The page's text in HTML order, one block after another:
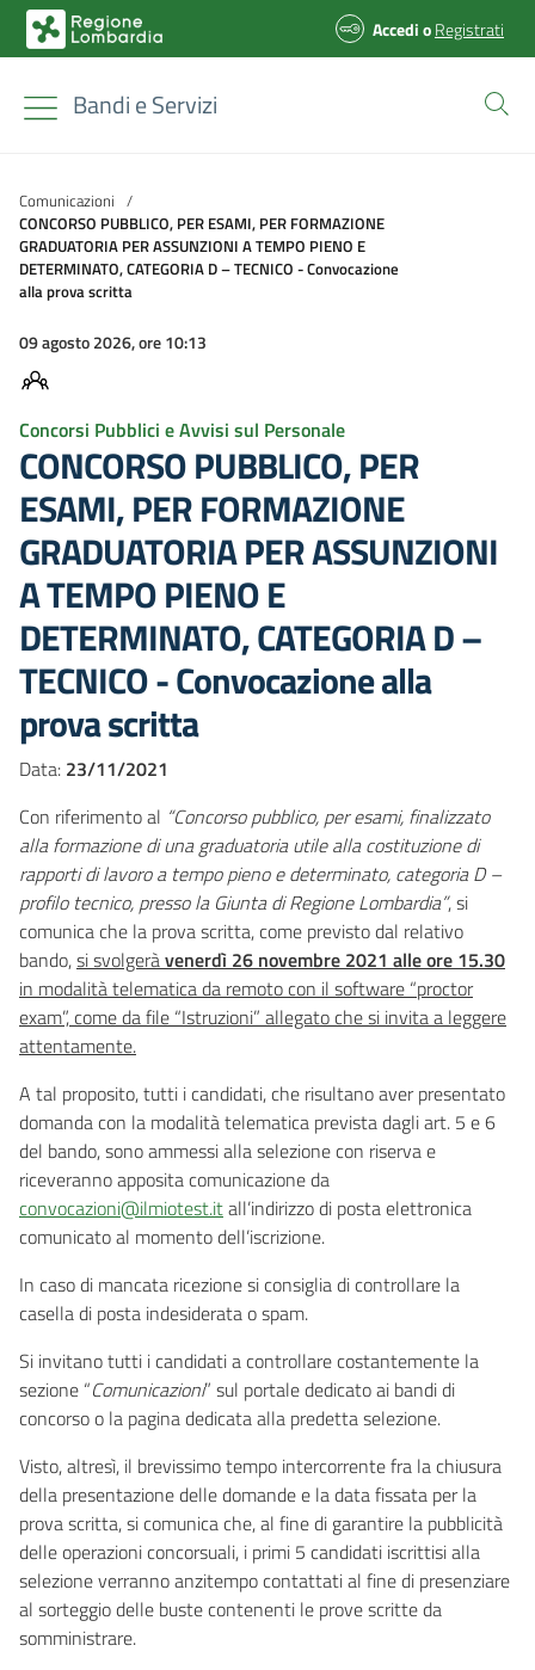
AccedioRegistrati
Bandi e Servizi
Comunicazioni /
CONCORSO PUBBLICO, PER ESAMI, PER FORMAZIONE
GRADUATORIA PER ASSUNZIONI A TEMPO PIENO E
DETERMINATO, CATEGORIA D – TECNICO - Convocazione
alla prova scritta
09 agosto 2026, ore 10:13
Concorsi Pubblici e Avvisi sul Personale
CONCORSO PUBBLICO, PER
ESAMI, PER FORMAZIONE
GRADUATORIA PER ASSUNZIONI
A TEMPO PIENO E
DETERMINATO, CATEGORIA D –
TECNICO - Convocazione alla
prova scritta
Data: 23/11/2021
Con riferimento al “Concorso pubblico, per esami, finalizzato
alla formazione di una graduatoria utile alla costituzione di
rapporti di lavoro a tempo pieno e determinato, categoria D –
profilo tecnico, presso la Giunta di Regione Lombardia”, si
comunica che la prova scritta, come previsto dal relativo
bando,si svolgeràvenerdì 26 novembre 2021 alle ore 15.30
in modalità telematica da remoto con il software “proctor
exam”, come da file “Istruzioni” allegato che si invita a leggere
attentamente.
A tal proposito, tutti i candidati, che risultano aver presentato
domanda con la modalità telematica prevista dagli art. 5 e 6
del bando, sono ammessi alla selezione con riserva e
riceveranno apposita comunicazione da
convocazioni@ilmiotest.itall’indirizzo di posta elettronica
comunicato al momento dell’iscrizione.
In caso di mancata ricezione si consiglia di controllare la
casella di posta indesiderata o spam.
Si invitano tutti i candidati a controllare costantemente la
sezione “Comunicazioni” sul portale dedicato ai bandi di
concorso o la pagina dedicata alla predetta selezione.
Visto, altresì, il brevissimo tempo intercorrente fra la chiusura
della presentazione delle domande e la data fissata per la
prova scritta, si comunica che, al fine di garantire la pubblicità
delle operazioni concorsuali, i primi 5 candidati iscrittisi alla
selezione verranno anzitempo contattati al fine di presenziare
al sorteggio delle buste contenenti le prove scritte da
somministrare.